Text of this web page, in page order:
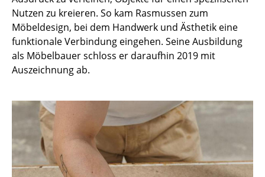
TV Möbel
Beistell- & Rollcontainer
Barmöbel
Kleinaufbewahrung
Einzelteile
... alle Aufbewahrungsmöbel
Nutzen zu kreieren. So kam Rasmussen zum
Möbeldesign, bei dem Handwerk und Ästhetik eine
funktionale Verbindung eingehen. Seine Ausbildung
als Möbelbauer schloss er daraufhin 2019 mit
Auszeichnung ab.